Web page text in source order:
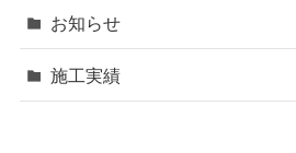
お知らせ
施工実績